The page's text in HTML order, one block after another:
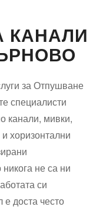
КАНАЛИ
за Отпушване
специалисти
канали, мивки,
хоризонтални
не са ни
си
доста често